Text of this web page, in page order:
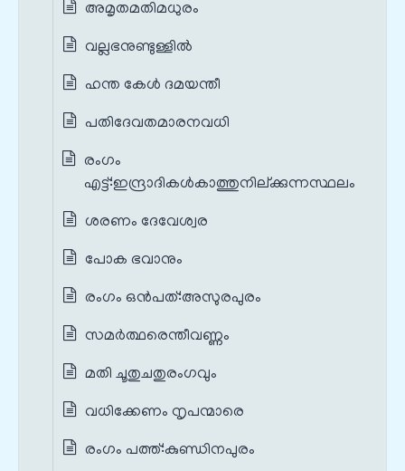
അമൃതമതിമധുരം
വല്ലഭനുണ്ടുള്ളിൽ
ഹന്ത കേൾ ദമയന്തീ
പതിദേവതമാരനവധി
രംഗം
എട്ട്‌:ഇന്ദ്രാദികൾകാത്തുനില്ക്കുന്നസ്ഥലം
ശരണം ദേവേശ്വര
പോക ഭവാനും
രംഗം ഒൻപത്‌:അസുരപുരം
സമർത്ഥരെന്തീവണ്ണം
മതി ചൂതുചതുരംഗവും
വധിക്കേണം നൃപന്മാരെ
രംഗം പത്ത്‌:കുണ്ഡിനപുരം